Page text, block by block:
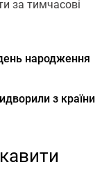
за тимчасові
народження
з країни